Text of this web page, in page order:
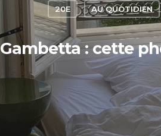
20E AU QUOTIDIEN
Gambetta : cette